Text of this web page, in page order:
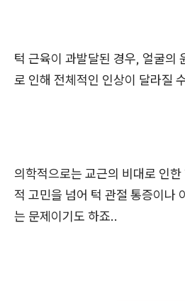
턱 근육이 과발달된 경우, 얼굴의
로 인해 전체적인 인상이 달라질
의학적으로는 교근의 비대로 인
적 고민을 넘어 턱 관절 통증이나
는 문제이기도 하죠..